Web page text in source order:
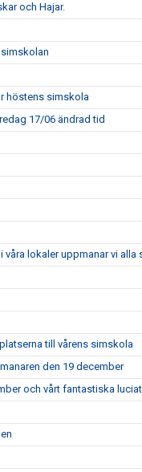
och Hajar.
höstens simskola
17/06 ändrad tid
våra lokaler uppmanar vi
till vårens simskola
den 19 december
och vårt fantastiska